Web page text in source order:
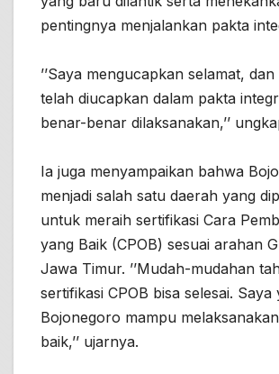
pentingnya menjalankan pakta
’’Saya mengucapkan selamat,
telah diucapkan dalam pakta
benar-benar dilaksanakan,’’
Ia juga menyampaikan bahwa
menjadi salah satu daerah yang
untuk meraih sertifikasi Cara
yang Baik (CPOB) sesuai arahan
Jawa Timur. ’’Mudah-mudahan
sertifikasi CPOB bisa selesai. Saya
Bojonegoro mampu
baik,’’ ujarnya.